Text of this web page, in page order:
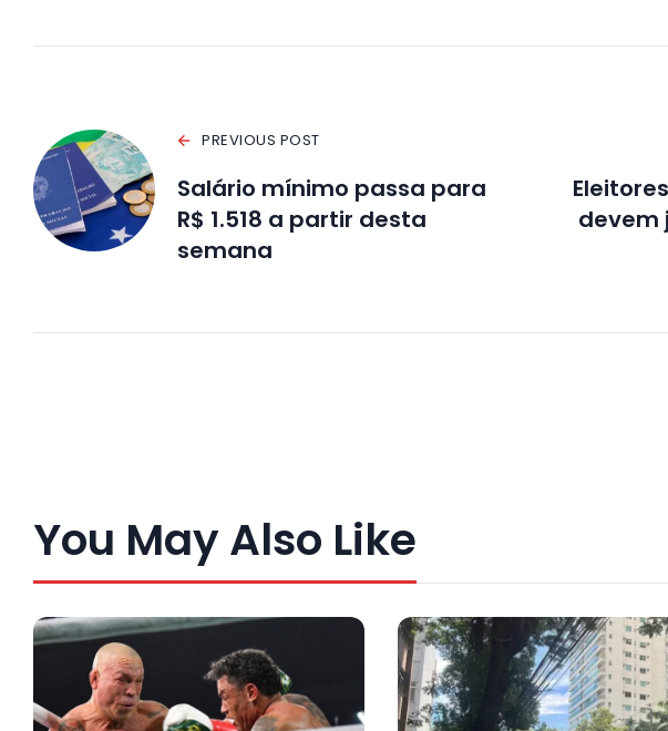
PREVIOUS POST
Salário mínimo passa para
R$ 1.518 a partir desta
semana
devem
You May Also Like